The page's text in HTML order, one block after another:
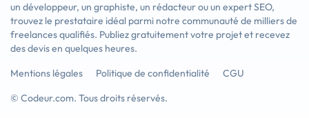
un développeur, un graphiste, un rédacteur ou un expert SEO,
trouvez le prestataire idéal parmi notre communauté de milliers de
freelances qualifiés. Publiez gratuitement votre projet et recevez
des devis en quelques heures.
Mentions légales
Politique de confidentialité
CGU
© Codeur.com. Tous droits réservés.